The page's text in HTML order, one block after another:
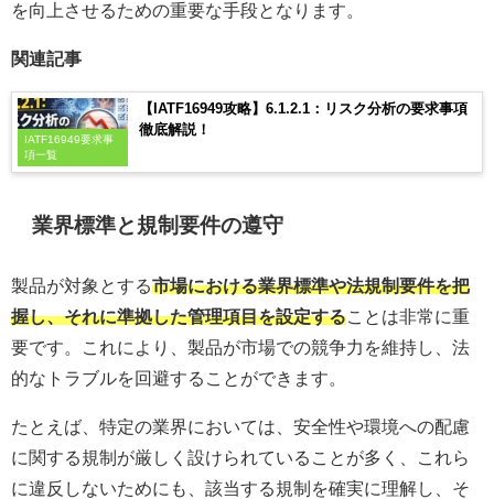
を向上させるための重要な手段となります。
関連記事
IATF16949要求事
項一覧
【IATF16949攻略】6.1.2.1：リスク分析の要求事項
徹底解説！
業界標準と規制要件の遵守
製品が対象とする市場における業界標準や法規制要件を把
握し、それに準拠した管理項目を設定する ことは非常に重
要です。これにより、製品が市場での競争力を維持し、法
的なトラブルを回避することができます。
たとえば、特定の業界においては、安全性や環境への配慮
に関する規制が厳しく設けられていることが多く、これら
に違反しないためにも、該当する規制を確実に理解し、そ